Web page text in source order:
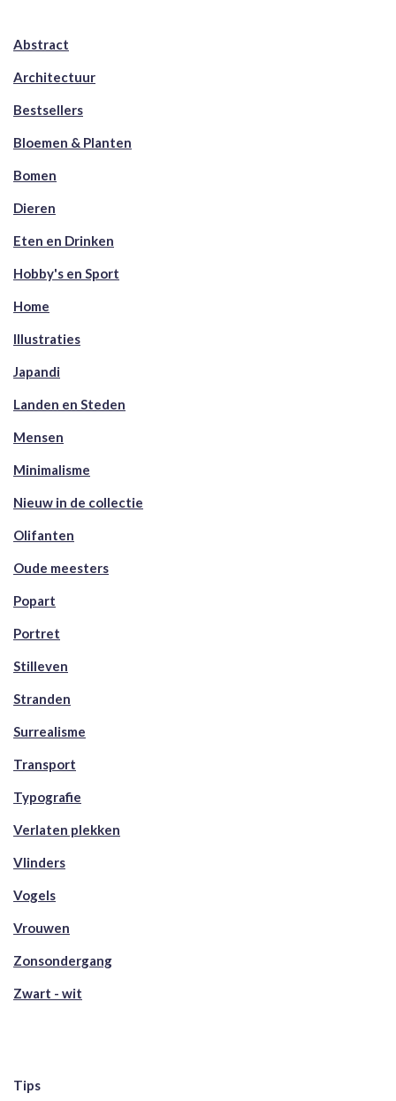
Abstract
Architectuur
Bestsellers
Bloemen & Planten
Bomen
Dieren
Eten en Drinken
Hobby's en Sport
Home
Illustraties
Japandi
Landen en Steden
Mensen
Minimalisme
Nieuw in de collectie
Olifanten
Oude meesters
Popart
Portret
Stilleven
Stranden
Surrealisme
Transport
Typografie
Verlaten plekken
Vlinders
Vogels
Vrouwen
Zonsondergang
Zwart - wit
Tips